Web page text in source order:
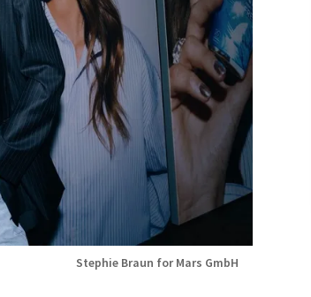
Stephie Braun for Mars GmbH